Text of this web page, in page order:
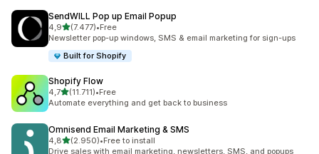
SendWILL Pop up Email Popup
4,9stelle su 5
(7.477)
7477 recensioni totali
•Free
Newsletter pop-up windows, SMS & email marketing for sign-ups
Built for Shopify
Shopify Flow
4,7stelle su 5
(11.711)
11711 recensioni totali
•Free
Automate everything and get back to business
Omnisend Email Marketing & SMS
4,8stelle su 5
(2.950)
2950 recensioni totali
•Free to install
Drive sales with email marketing, newsletters, SMS, and popups